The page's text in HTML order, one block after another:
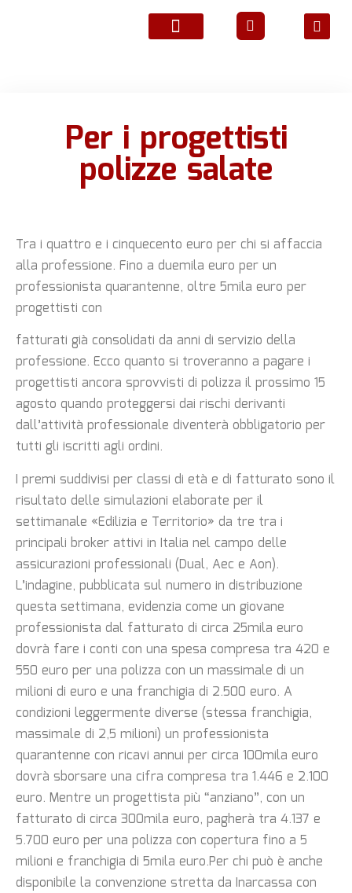
Per i progettisti
polizze salate
Tra i quattro e i cinquecento euro per chi si affaccia
alla professione. Fino a duemila euro per un
professionista quarantenne, oltre 5mila euro per
progettisti con
fatturati già consolidati da anni di servizio della
professione. Ecco quanto si troveranno a pagare i
progettisti ancora sprovvisti di polizza il prossimo 15
agosto quando proteggersi dai rischi derivanti
dall’attività professionale diventerà obbligatorio per
tutti gli iscritti agli ordini.
I premi suddivisi per classi di età e di fatturato sono il
risultato delle simulazioni elaborate per il
settimanale «Edilizia e Territorio» da tre tra i
principali broker attivi in Italia nel campo delle
assicurazioni professionali (Dual, Aec e Aon).
L’indagine, pubblicata sul numero in distribuzione
questa settimana, evidenzia come un giovane
professionista dal fatturato di circa 25mila euro
dovrà fare i conti con una spesa compresa tra 420 e
550 euro per una polizza con un massimale di un
milioni di euro e una franchigia di 2.500 euro. A
condizioni leggermente diverse (stessa franchigia,
massimale di 2,5 milioni) un professionista
quarantenne con ricavi annui per circa 100mila euro
dovrà sborsare una cifra compresa tra 1.446 e 2.100
euro. Mentre un progettista più “anziano”, con un
fatturato di circa 300mila euro, pagherà tra 4.137 e
5.700 euro per una polizza con copertura fino a 5
milioni e franchigia di 5mila euro.Per chi può è anche
disponibile la convenzione stretta da Inarcassa con